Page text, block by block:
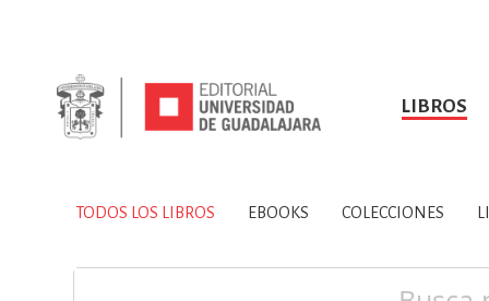
LIBROS
TODOS LOS LIBROS
SOBRE NOSOTROS HISTORIA
CIENCIAS DE LA
TODOS LOS LIBROS EBOOKS COLECCIONES